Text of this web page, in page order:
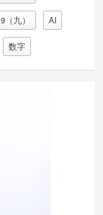
9（九） AI
数字